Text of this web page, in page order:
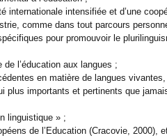
intensifiée et d’une
comme dans tout parcours
pour promouvoir le
l’éducation aux langues ;
en matière de langues
plus importants et pertinents que
linguistique » ;
de l’Education (Cracovie, 2000),